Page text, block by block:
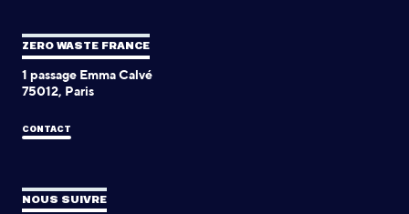
ZERO WASTE FRANCE
1 passage Emma Calvé
75012, Paris
CONTACT
NOUS SUIVRE